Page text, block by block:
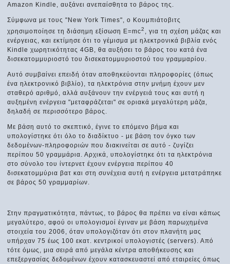
Amazon Kindle, αυξάνει ανεπαίσθητα το βάρος της.
Σύμφωνα με τους "New York Times", ο Κουμπιάτοβιτς
χρησιμοποίησε τη διάσημη εξίσωση E=mc2 , για τη σχέση μάζας και
ενέργειας, και εκτίμησε ότι το γέμισμα με ηλεκτρονικά βιβλία ενός
Kindle χωρητικότητας 4GB, θα αυξήσει το βάρος του κατά ένα
δισεκατομμυριοστό του δισεκατομμυριοστού του γραμμαρίου.
Αυτό συμβαίνει επειδή όταν αποθηκεύονται πληροφορίες (όπως
ένα ηλεκτρονικό βιβλίο), τα ηλεκτρόνια στην μνήμη έχουν μεν
σταθερό αριθμό, αλλά αυξάνουν την ενέργειά τους και αυτή η
αυξημένη ενέργεια "μεταφράζεται" σε οριακά μεγαλύτερη μάζα,
δηλαδή σε περισσότερο βάρος.
Με βάση αυτό το σκεπτικό, έγινε το επόμενο βήμα και
υπολογίστηκε ότι όλο το διαδίκτυο - με βάση τον όγκο των
δεδομένων-πληροφοριών που διακινείται σε αυτό - ζυγίζει
περίπου 50 γραμμάρια. Αρχικά, υπολογίστηκε ότι τα ηλεκτρόνια
στο σύνολο του ίντερνετ έχουν ενέργεια περίπου 40
δισεκατομμύρια βατ και στη συνέχεια αυτή η ενέργεια μετατράπηκε
σε βάρος 50 γραμμαρίων.
Στην πραγματικότητα, πάντως, το βάρος θα πρέπει να είναι κάπως
μεγαλύτερο, αφού οι υπολογισμοί έγιναν με βάση παρωχημένα
στοιχεία του 2006, όταν υπολογιζόταν ότι στον πλανήτη μας
υπήρχαν 75 έως 100 εκατ. κεντρικοί υπολογιστές (servers). Από
τότε όμως, μια σειρά από μεγάλα κέντρα αποθήκευσης και
επεξεργασίας δεδομένων έχουν κατασκευαστεί από εταιρείες όπως